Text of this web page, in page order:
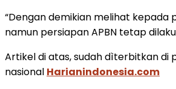
“Dengan demikian melihat kepada
namun persiapan APBN tetap
Artikel di atas, sudah dìterbitkan di
nasional Harianindonesia.com